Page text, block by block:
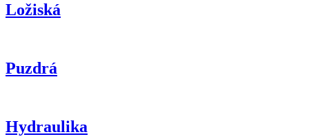
Ložiská
Puzdrá
Hydraulika